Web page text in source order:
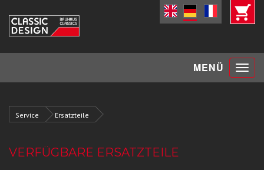
MENÜ Toggle
Service Ersatzteile
VERFÜGBARE ERSATZTEILE